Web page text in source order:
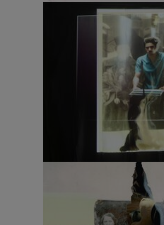
Show larger version
Show larger version